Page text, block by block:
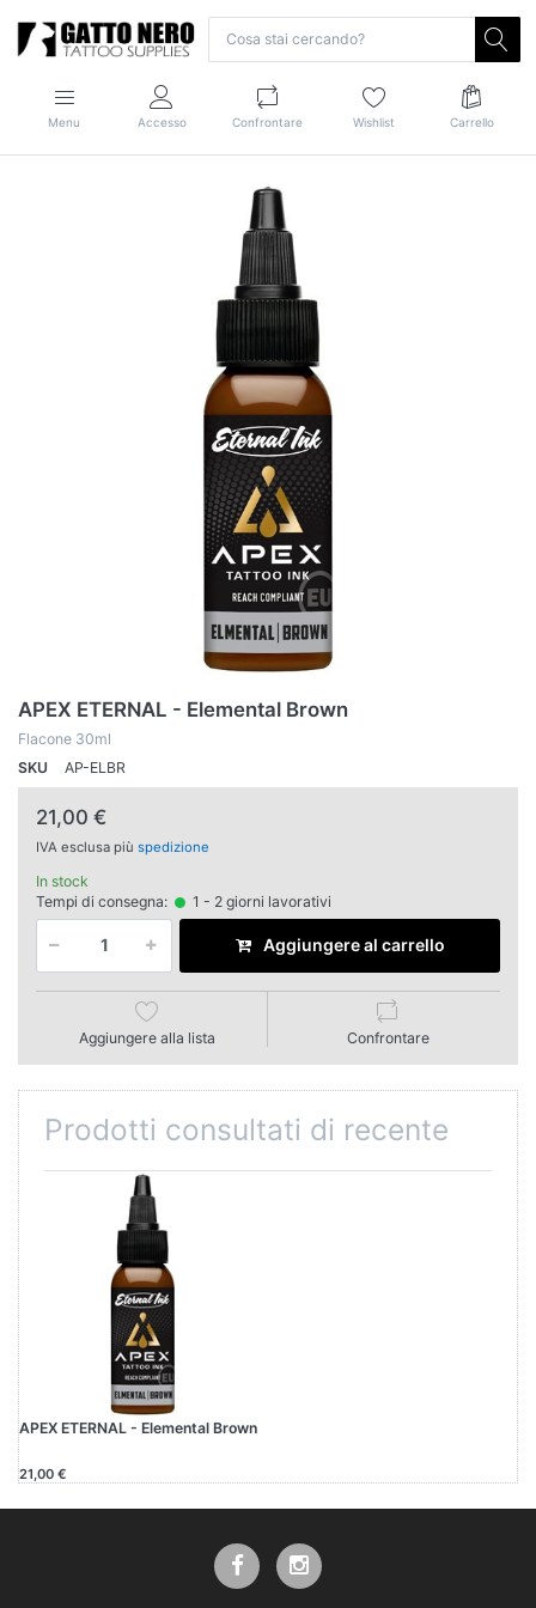
Menu Accesso Confrontare Wishlist Carrello
APEX ETERNAL - Elemental Brown
Flacone 30ml
SKU
AP-ELBR
21,00 €
IVA esclusa più spedizione
In stock
Tempi di consegna:
1 - 2 giorni lavorativi
Aggiungere al carrello
Aggiungere alla lista Confrontare
Prodotti consultati di recente
APEX ETERNAL - Elemental Brown
21,00 €